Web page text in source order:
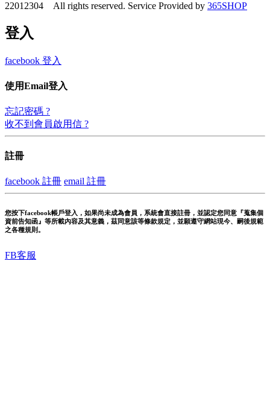
22012304 All rights reserved. Service Provided by 365SHOP
登入
facebook 登入
使用Email登入
忘記密碼 ?
收不到會員啟用信 ?
註冊
facebook 註冊 email 註冊
您按下facebook帳戶登入，如果尚未成為會員，系統會直接註冊，並認定您同意『蒐集個
資前告知函』等所載內容及其意義，茲同意該等條款規定，並願遵守網站現今、嗣後規範
之各種規則。
FB客服